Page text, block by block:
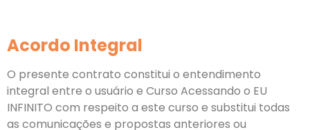
Acordo Integral
O presente contrato constitui o entendimento
integral entre o usuário e Curso Acessando o EU
INFINITO com respeito a este curso e substitui todas
as comunicações e propostas anteriores ou